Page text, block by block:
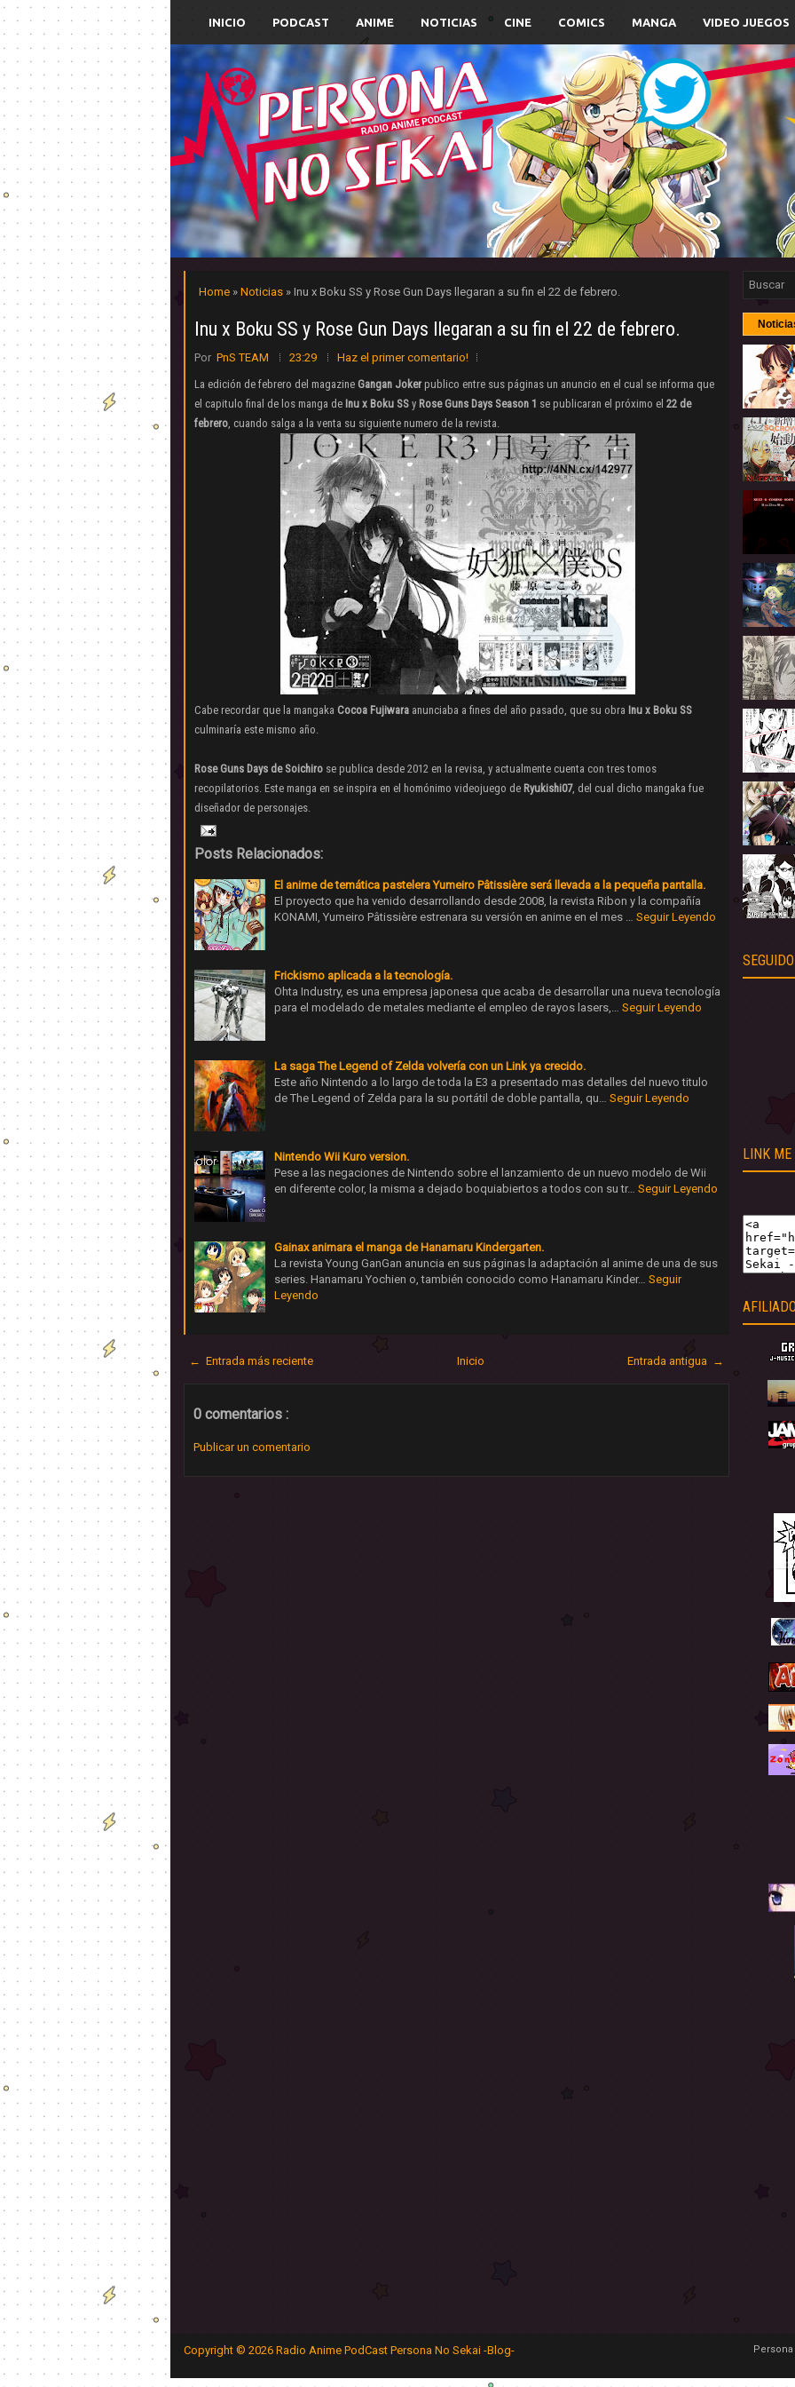
INICIO PODCAST ANIME NOTICIAS CINE COMICS MANGA VIDEO JUEGOS
Home » Noticias » Inu x Boku SS y Rose Gun Days llegaran a su fin el 22 de febrero.
Inu x Boku SS y Rose Gun Days llegaran a su fin el 22 de febrero.
Por PnS TEAM 23:29
Haz el primer comentario!
La edición de febrero del magazine Gangan Jokerpublico entre sus páginas un anuncio en el cual se informa que
el capitulo final de los manga de Inu x Boku SS y Rose Guns Days Season 1 se publicaran el próximo el 22 de
febrero, cuando salga a la venta su siguiente numero de la revista.
Cabe recordar que la mangaka Cocoa Fujiwara anunciaba a fines del año pasado, que su obra Inu x Boku SS
culminaría este mismo año.
Rose Guns Days de Soichiro se publica desde 2012 en la revisa, y actualmente cuenta con tres tomos
recopilatorios. Este manga en se inspira en el homónimo videojuego de Ryukishi07, del cual dicho mangaka fue
diseñador de personajes.
Posts Relacionados:
El anime de temática pastelera Yumeiro Pâtissière será llevada a la pequeña pantalla.
El proyecto que ha venido desarrollando desde 2008, la revista Ribon y la compañía
KONAMI, Yumeiro Pâtissière estrenara su versión en anime en el mes … Seguir Leyendo
Frickismo aplicada a la tecnología.
Ohta Industry, es una empresa japonesa que acaba de desarrollar una nueva tecnología
para el modelado de metales mediante el empleo de rayos lasers,… Seguir Leyendo
La saga The Legend of Zelda volvería con un Link ya crecido.
Este año Nintendo a lo largo de toda la E3 a presentado mas detalles del nuevo titulo
de The Legend of Zelda para la su portátil de doble pantalla, qu… Seguir Leyendo
Nintendo Wii Kuro version.
Pese a las negaciones de Nintendo sobre el lanzamiento de un nuevo modelo de Wii
en diferente color, la misma a dejado boquiabiertos a todos con su tr… Seguir Leyendo
Gainax animara el manga de Hanamaru Kindergarten.
La revista Young GanGan anuncia en sus páginas la adaptación al anime de una de sus
series. Hanamaru Yochien o, también conocido como Hanamaru Kinder… Seguir
Leyendo
← Entrada más reciente Entrada antigua →
Inicio
0 comentarios :
Publicar un comentario
LINK ME
Copyright © 2026 Radio Anime PodCast Persona No Sekai -Blog-